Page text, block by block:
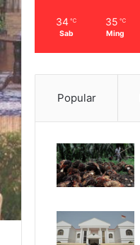
34 ℃
Sab
35 ℃
Ming
Popular